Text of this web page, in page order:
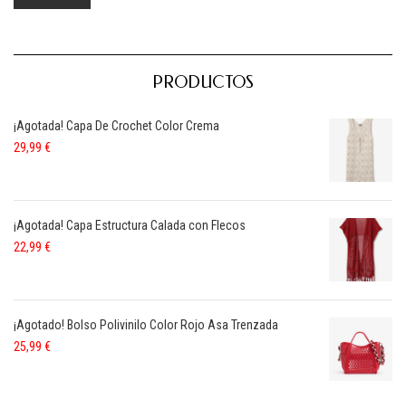
PRODUCTOS
¡Agotada! Capa De Crochet Color Crema
29,99 €
¡Agotada! Capa Estructura Calada con Flecos
22,99 €
¡Agotado! Bolso Polivinilo Color Rojo Asa Trenzada
25,99 €